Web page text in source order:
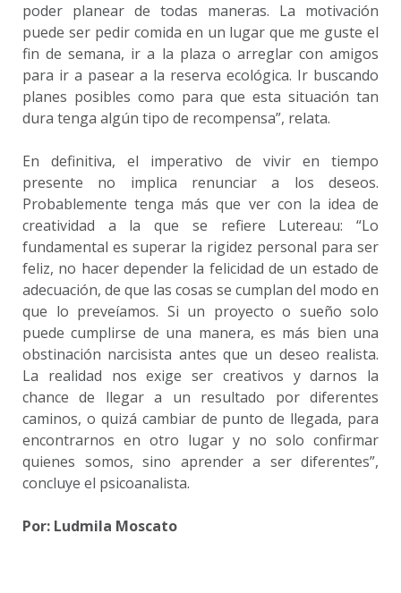
poder planear de todas maneras. La motivación
puede ser pedir comida en un lugar que me guste el
fin de semana, ir a la plaza o arreglar con amigos
para ir a pasear a la reserva ecológica. Ir buscando
planes posibles como para que esta situación tan
dura tenga algún tipo de recompensa”, relata.
En definitiva, el imperativo de vivir en tiempo
presente no implica renunciar a los deseos.
Probablemente tenga más que ver con la idea de
creatividad a la que se refiere Lutereau: “Lo
fundamental es superar la rigidez personal para ser
feliz, no hacer depender la felicidad de un estado de
adecuación, de que las cosas se cumplan del modo en
que lo preveíamos. Si un proyecto o sueño solo
puede cumplirse de una manera, es más bien una
obstinación narcisista antes que un deseo realista.
La realidad nos exige ser creativos y darnos la
chance de llegar a un resultado por diferentes
caminos, o quizá cambiar de punto de llegada, para
encontrarnos en otro lugar y no solo confirmar
quienes somos, sino aprender a ser diferentes”,
concluye el psicoanalista.
Por: Ludmila Moscato